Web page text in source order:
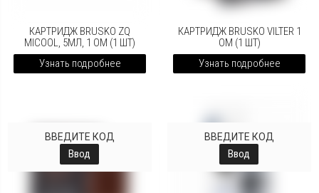
КАРТРИДЖ BRUSKO ZQ
MICOOL, 5МЛ, 1 OM (1 ШТ)
Узнать подробнее
КАРТРИДЖ BRUSKO VILTER 1
OM (1 ШТ)
Узнать подробнее
ВВЕДИТЕ КОД
Ввод
ВВЕДИТЕ КОД
Ввод